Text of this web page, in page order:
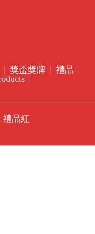
獎盃獎牌
禮品
禮品紅